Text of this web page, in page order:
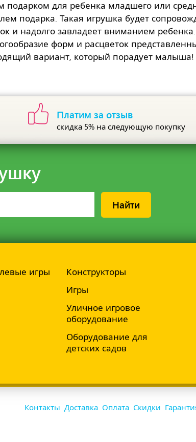
для ребенка младшего или
подарка. Такая игрушка будет
и надолго завладеет вниманием
форм и расцветок
вариант, который порадует малыша!
Платим за отзыв
скидка 5% на следующую покупку
Найти
игры
Конструкторы
Игры
Уличное игровое
оборудование
Оборудование для
детских садов
Контакты Доставка Оплата Скидки